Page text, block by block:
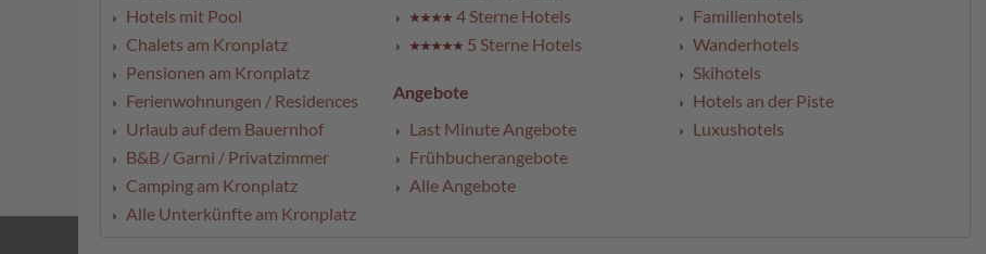
Hotels mit Pool
Chalets am Kronplatz
Pensionen am Kronplatz
Ferienwohnungen / Residences
Urlaub auf dem Bauernhof
B&B / Garni / Privatzimmer
Camping am Kronplatz
Alle Unterkünfte am Kronplatz
4 Sterne Hotels
5 Sterne Hotels
Angebote
Last Minute Angebote
Frühbucherangebote
Alle Angebote
Familienhotels
Wanderhotels
Skihotels
Hotels an der Piste
Luxushotels